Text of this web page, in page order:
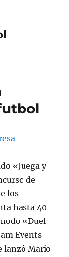
«Juega y
de
los
hasta 40
«Duel
Events
lanzó Mario